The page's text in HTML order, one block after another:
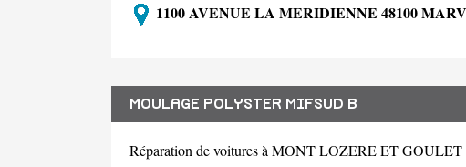
1100 AVENUE LA MERIDIENNE 48100
MOULAGE POLYSTER MIFSUD B
Réparation de voitures à MONT LOZERE ET GOULET